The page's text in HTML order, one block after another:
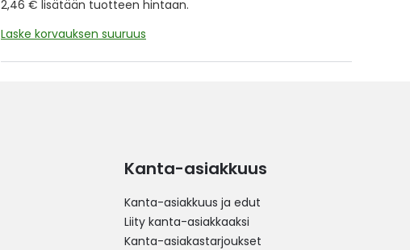
2,46 € lisätään tuotteen hintaan.
Laske korvauksen suuruus
Kanta-asiakkuus
Kanta-asiakkuus ja edut
Liity kanta-asiakkaaksi
Kanta-asiakastarjoukset